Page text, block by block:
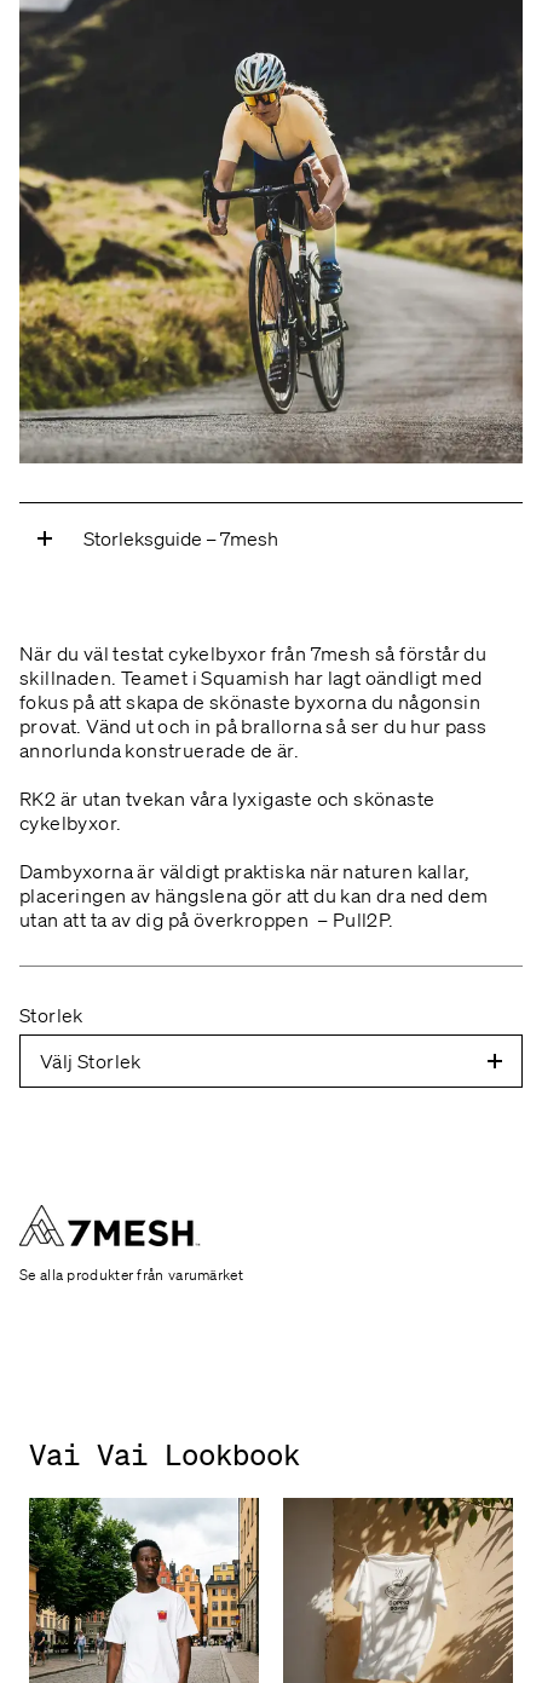
Storleksguide – 7mesh
C — BRÖST Slappna av i armarna och mät runt
bröstets bredaste parti.
W — MIDJAMät över ditt smalaste midjeparti.
H — HÖFT
Ha inte för bylsiga kläder och se till
där omfånget är störst.
T — LÅR Stå avslappnat och mät där ditt lår är
till fotknölen.
När du väl testat cykelbyxor från 7mesh så förstår du
skillnaden. Teamet i Squamish har lagt oändligt med
fokus på att skapa de skönaste byxorna du någonsin
provat. Vänd ut och in på brallorna så ser du hur pass
annorlunda konstruerade de är.
RK2 är utan tvekan våra lyxigaste och skönaste
cykelbyxor.
Dambyxorna är väldigt praktiska när naturen kallar,
placeringen av hängslena gör att du kan dra ned dem
utan att ta av dig på överkroppen – Pull2P.
Storlek
Välj Storlek
Se alla produkter från varumärket
Vai Vai Lookbook